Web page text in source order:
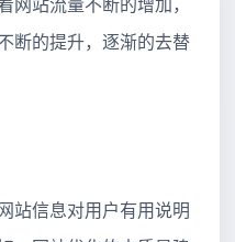
网站流量不断的增加，
断的提升，逐渐的去替
信息对用户有用说明